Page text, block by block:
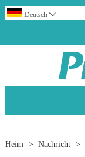
Deutsch 
Heim > Nachricht >